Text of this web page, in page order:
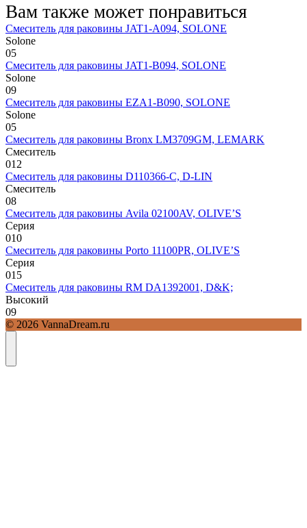
Вам также может понравиться
Смеситель для раковины JAT1-A094, SOLONE
Solone
05
Смеситель для раковины JAT1-B094, SOLONE
Solone
09
Смеситель для раковины EZA1-B090, SOLONE
Solone
05
Смеситель для раковины Bronx LM3709GM, LEMARK
Смеситель
012
Смеситель для раковины D110366-С, D-LIN
Смеситель
08
Смеситель для раковины Avila 02100AV, OLIVE’S
Серия
010
Смеситель для раковины Porto 11100PR, OLIVE’S
Серия
015
Смеситель для раковины RM DA1392001, D&K;
Высокий
09
© 2026 VannaDream.ru